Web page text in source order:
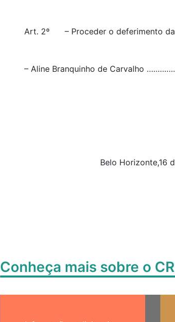
Art. 2º – Proceder o deferimento da
– Aline Branquinho de Carvalho
Belo Horizonte,16 de
Conheça mais sobre o